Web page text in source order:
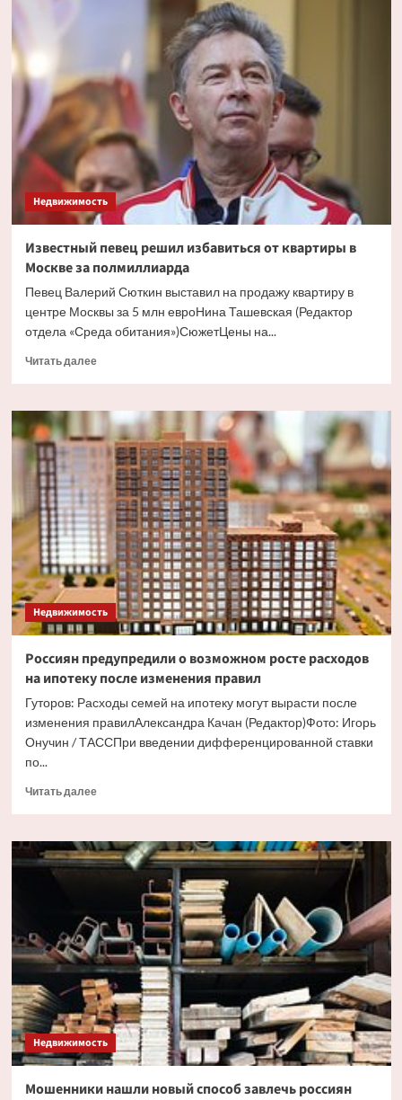
придумали
способ
помочь
нуждающимся
в
россиянам
Недвижимость
Известный певец решил избавиться от квартиры в
Москве за полмиллиарда
Певец Валерий Сюткин выставил на продажу квартиру в
центре Москвы за 5 млн евроНина Ташевская (Редактор
отдела «Среда обитания»)СюжетЦены на...
Читать далееПрочитать
Известный
певец
решил
избавиться
от
квартиры
в
Москве
за
полмиллиарда
Недвижимость
Россиян предупредили о возможном росте расходов
на ипотеку после изменения правил
Гуторов: Расходы семей на ипотеку могут вырасти после
изменения правилАлександра Качан (Редактор)Фото: Игорь
Онучин / ТАССПри введении дифференцированной ставки
по...
Читать далееПрочитать
Россиян
предупредили
о
возможном
расходов
на
ипотеку
после
изменения
правил
Недвижимость
Мошенники нашли новый способ завлечь россиян